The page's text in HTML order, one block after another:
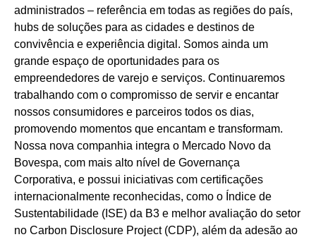
administrados – referência em todas as regiões do país,
hubs de soluções para as cidades e destinos de
convivência e experiência digital. Somos ainda um
grande espaço de oportunidades para os
empreendedores de varejo e serviços. Continuaremos
trabalhando com o compromisso de servir e encantar
nossos consumidores e parceiros todos os dias,
promovendo momentos que encantam e transformam.
Nossa nova companhia integra o Mercado Novo da
Bovespa, com mais alto nível de Governança
Corporativa, e possui iniciativas com certificações
internacionalmente reconhecidas, como o Índice de
Sustentabilidade (ISE) da B3 e melhor avaliação do setor
no Carbon Disclosure Project (CDP), além da adesão ao